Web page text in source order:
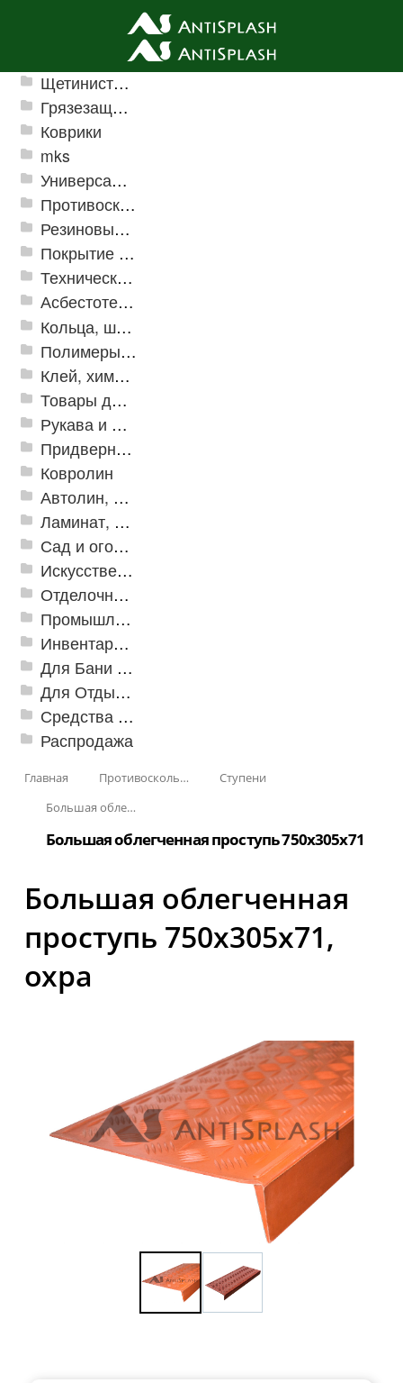
Ячеистые грязезащитные покрытия
Щетинистые покрытия
Грязезащитные, влаговпитывающие покрытия
Коврики
mks
Универсальные модульные покрытия
Противоскользящая защита для лестниц, профили, ленты
Резиновые и ПВХ дорожки
Покрытие из резиновой крошки
Техническая резина
Асбестотехнические и теплоизоляционные материалы
Кольца, шайбы, манжеты
Полимеры и пластики
Клей, химия, сопутствующие товары
Товары для дома
Рукава и шланги промышленные
Придверные решетки
Ковролин
Автолин, Транслин, Линолеум
Ламинат, Кварцвиниловая плитка SPC
Сад и огород
Искусственная трава
Отделочные профили
Промышленный текстиль
Инвентарь для клининга
Для Бани и Сауны
Для Отдыха и Пикника
Средства от насекомых и садовых вредителей
Распродажа
Главная Противоскользящая защита для лестниц, профили, ленты
Ступени
Большая облегченная проступь
Большая облегченная проступь 750x305x71
Большая облегченная
проступь 750x305x71,
охра